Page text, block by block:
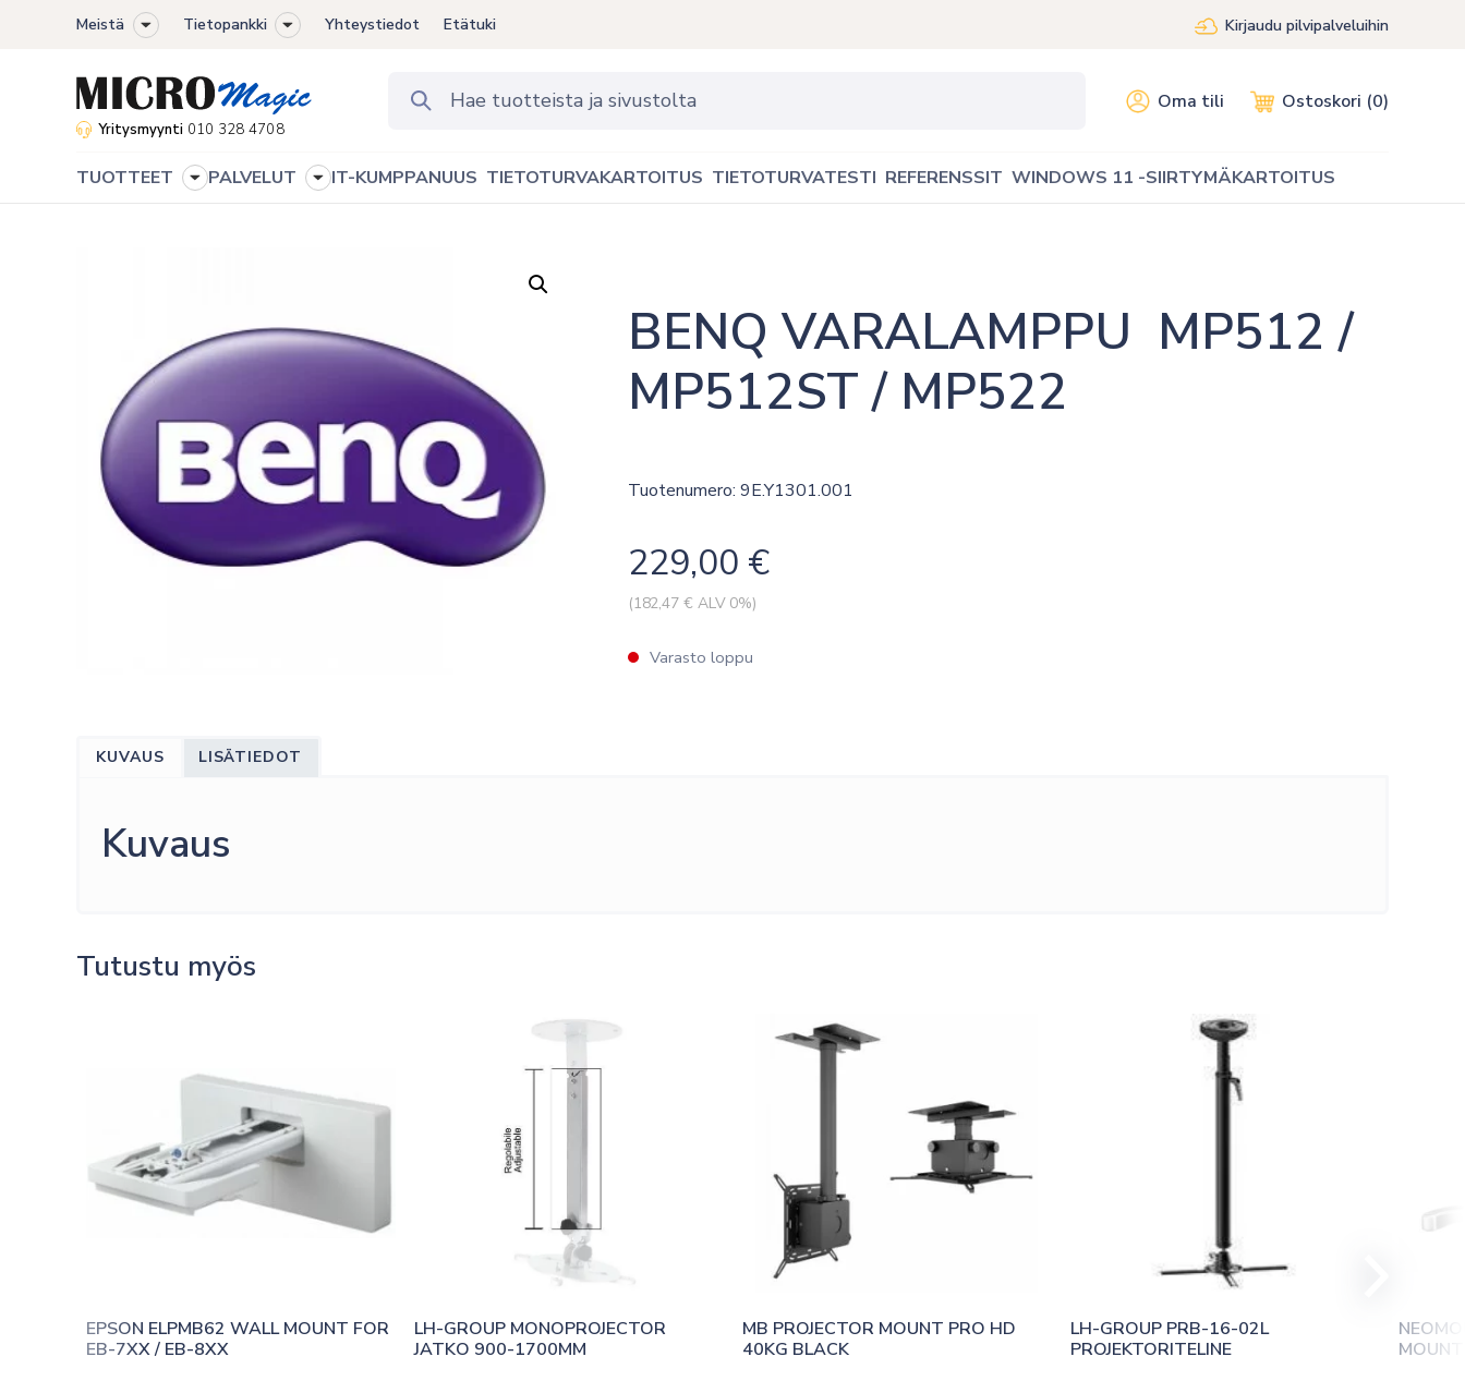
Meistä
Toggle
menu
Tietopankki
Toggle
menu
Yhteystiedot Etätuki Kirjaudu pilvipalveluihin
Yritysmyynti 010 328 4708
Oma tili Ostoskori (0)
TUOTTEET
Toggle
PALVELUT
Toggle
IT-KUMPPANUUS TIETOTURVAKARTOITUS TIETOTURVATESTI REFERENSSIT WINDOWS 11 -SIIRTYMÄKARTOITUS
BENQ VARALAMPPU  MP512 /
MP512ST / MP522
Tuotenumero: 9E.Y1301.001
229,00 €
(182,47 € ALV 0%)
Varasto loppu
KUVAUS LISÄTIEDOT
Kuvaus
Tutustu myös
EPSON ELPMB62 WALL MOUNT FOR
EB-7XX / EB-8XX
LH-GROUP MONOPROJECTOR
JATKO 900-1700MM
MB PROJECTOR MOUNT PRO HD
40KG BLACK
LH-GROUP PRB-16-02L
PROJEKTORITELINE